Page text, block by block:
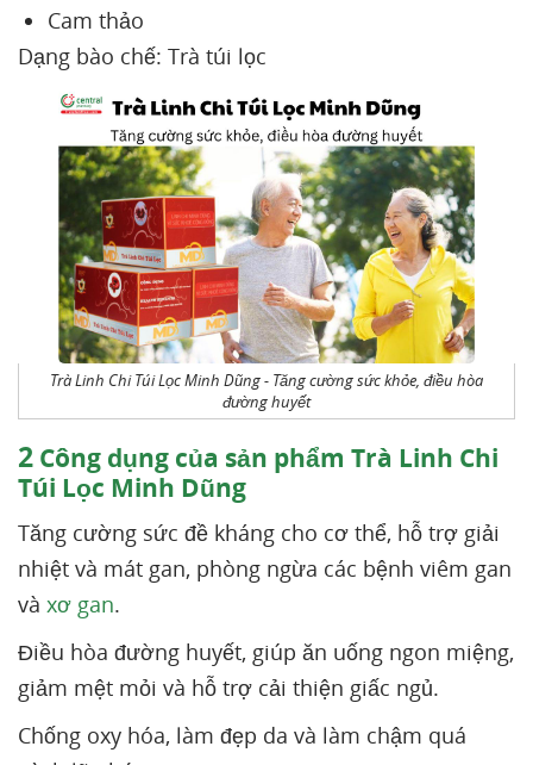
Cam thảo
Dạng bào chế: Trà túi lọc
Trà Linh Chi Túi Lọc Minh Dũng - Tăng cường sức khỏe, điều hòa
đường huyết
2 Công dụng của sản phẩm Trà Linh Chi
Túi Lọc Minh Dũng
Tăng cường sức đề kháng cho cơ thể, hỗ trợ giải
nhiệt và mát gan, phòng ngừa các bệnh viêm gan
và xơ gan.
Điều hòa đường huyết, giúp ăn uống ngon miệng,
giảm mệt mỏi và hỗ trợ cải thiện giấc ngủ.
Chống oxy hóa, làm đẹp da và làm chậm quá